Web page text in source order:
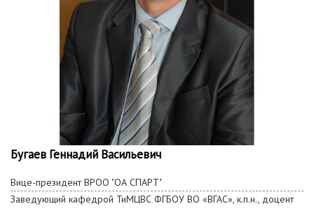
Бугаев Геннадий Васильевич
Вице-президент ВРОО "ОА СПАРТ"
Заведующий кафедрой ТиМЦВС ФГБОУ ВО «ВГАС», к.п.н., доцент